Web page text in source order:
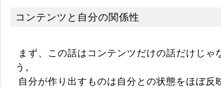
コンテンツと自分の関係性
まず、この話はコンテンツだけの話だけじゃ
う。
自分が作り出すものは自分との状態をほぼ反